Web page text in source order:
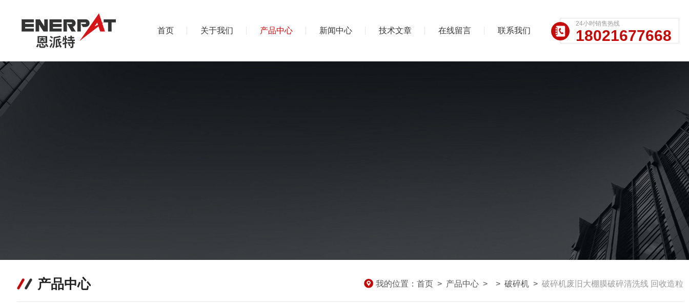
首页 关于我们 产品中心 新闻中心 技术文章 在线留言 联系我们
24小时销售热线
18021677668
产品中心 我的位置： 首页 > 产品中心 > > 破碎机 > 破碎机废旧大棚膜破碎清洗线 回收造粒